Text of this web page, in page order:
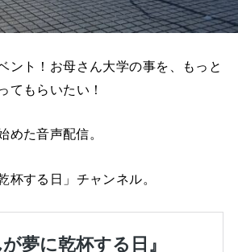
ント！お母さん大学の事を、もっと
てもらいたい！
めた音声配信。
杯する日」チャンネル。